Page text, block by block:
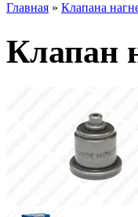
Главная » Клапана
Клапан